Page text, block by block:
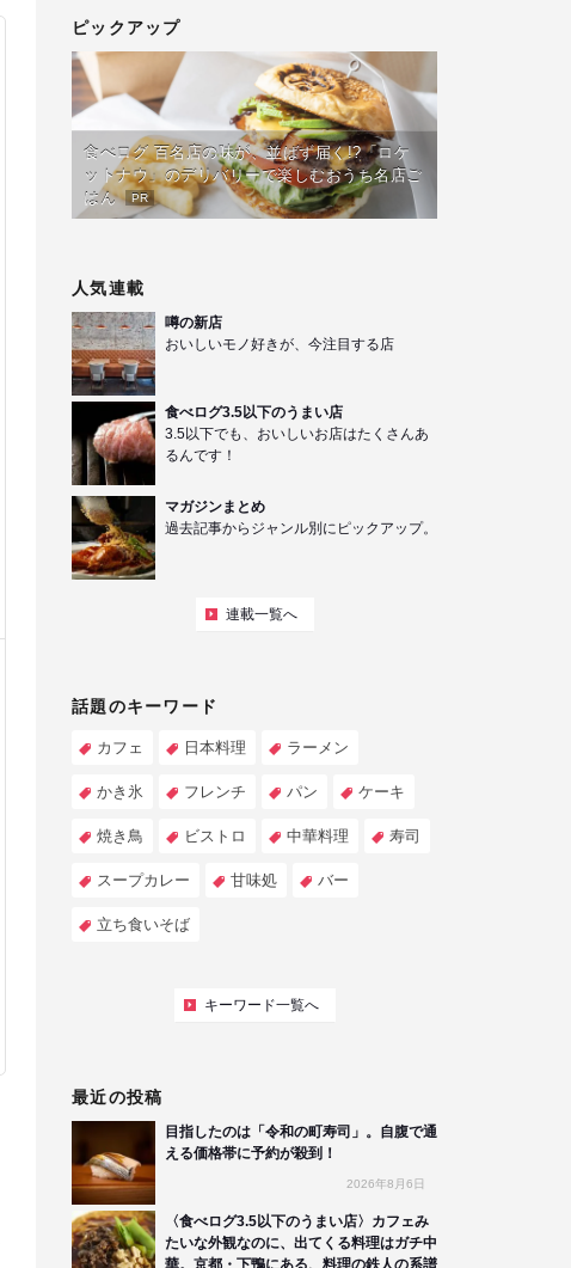
ピックアップ
食べログ 百名店の味が、並ばず届く!?「ロケ
ットナウ」のデリバリーで楽しむおうち名店ご
はん
PR
人気連載
噂の新店
おいしいモノ好きが、今注目する店
食べログ3.5以下のうまい店
3.5以下でも、おいしいお店はたくさんあ
るんです！
マガジンまとめ
過去記事からジャンル別にピックアップ。
連載一覧へ
話題のキーワード
カフェ 日本料理 ラーメン
かき氷 フレンチ パン ケーキ
焼き鳥 ビストロ 中華料理 寿司
スープカレー 甘味処 バー
立ち食いそば
キーワード一覧へ
最近の投稿
目指したのは「令和の町寿司」。自腹で通
える価格帯に予約が殺到！
2026年8月6日
〈食べログ3.5以下のうまい店〉カフェみ
たいな外観なのに、出てくる料理はガチ中
華。京都・下鴨にある、料理の鉄人の系譜